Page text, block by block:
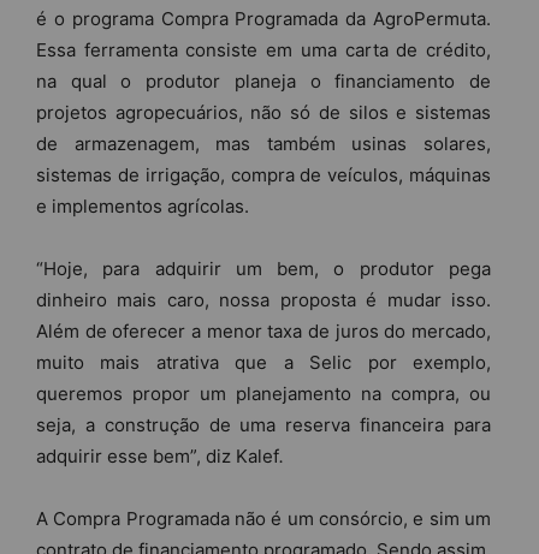
é o programa Compra Programada da AgroPermuta.
Essa ferramenta consiste em uma carta de crédito,
na qual o produtor planeja o financiamento de
projetos agropecuários, não só de silos e sistemas
de armazenagem, mas também usinas solares,
sistemas de irrigação, compra de veículos, máquinas
e implementos agrícolas.
“Hoje, para adquirir um bem, o produtor pega
dinheiro mais caro, nossa proposta é mudar isso.
Além de oferecer a menor taxa de juros do mercado,
muito mais atrativa que a Selic por exemplo,
queremos propor um planejamento na compra, ou
seja, a construção de uma reserva financeira para
adquirir esse bem”, diz Kalef.
A Compra Programada não é um consórcio, e sim um
contrato de financiamento programado. Sendo assim,